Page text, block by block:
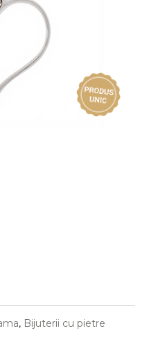
, Bijuterii cu pietre